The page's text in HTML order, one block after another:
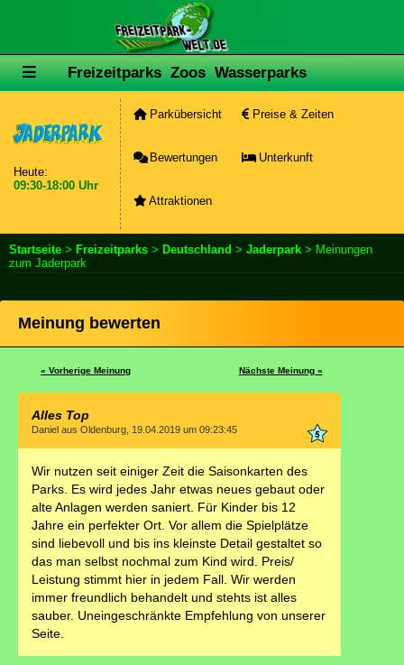
Freizeitparks Zoos Wasserparks
Heute:
09:30-18:00 Uhr
Parkübersicht Preise & Zeiten
Bewertungen Unterkunft
Attraktionen
Startseite > Freizeitparks > Deutschland > Jaderpark > Meinungen
zum Jaderpark
Meinung bewerten
« Vorherige Meinung Nächste Meinung »
Alles Top
Daniel aus Oldenburg, 19.04.2019 um 09:23:45
Wir nutzen seit einiger Zeit die Saisonkarten des
Parks. Es wird jedes Jahr etwas neues gebaut oder
alte Anlagen werden saniert. Für Kinder bis 12
Jahre ein perfekter Ort. Vor allem die Spielplätze
sind liebevoll und bis ins kleinste Detail gestaltet so
das man selbst nochmal zum Kind wird. Preis/
Leistung stimmt hier in jedem Fall. Wir werden
immer freundlich behandelt und stehts ist alles
sauber. Uneingeschränkte Empfehlung von unserer
Seite.